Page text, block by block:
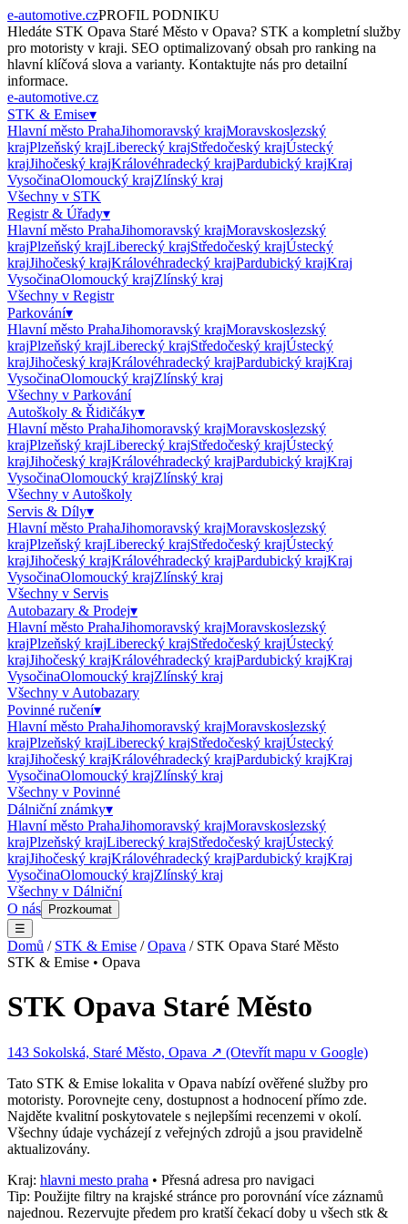
e-automotive.czPROFIL PODNIKU
Hledáte STK Opava Staré Město v Opava? STK a kompletní služby
pro motoristy v kraji. SEO optimalizovaný obsah pro ranking na
hlavní klíčová slova a varianty. Kontaktujte nás pro detailní
informace.
e-automotive.cz
STK & Emise▾
Hlavní město PrahaJihomoravský krajMoravskoslezský
krajPlzeňský krajLiberecký krajStředočeský krajÚstecký
krajJihočeský krajKrálovéhradecký krajPardubický krajKraj
VysočinaOlomoucký krajZlínský kraj
Všechny v STK
Registr & Úřady▾
Hlavní město PrahaJihomoravský krajMoravskoslezský
krajPlzeňský krajLiberecký krajStředočeský krajÚstecký
krajJihočeský krajKrálovéhradecký krajPardubický krajKraj
VysočinaOlomoucký krajZlínský kraj
Všechny v Registr
Parkování▾
Hlavní město PrahaJihomoravský krajMoravskoslezský
krajPlzeňský krajLiberecký krajStředočeský krajÚstecký
krajJihočeský krajKrálovéhradecký krajPardubický krajKraj
VysočinaOlomoucký krajZlínský kraj
Všechny v Parkování
Autoškoly & Řidičáky▾
Hlavní město PrahaJihomoravský krajMoravskoslezský
krajPlzeňský krajLiberecký krajStředočeský krajÚstecký
krajJihočeský krajKrálovéhradecký krajPardubický krajKraj
VysočinaOlomoucký krajZlínský kraj
Všechny v Autoškoly
Servis & Díly▾
Hlavní město PrahaJihomoravský krajMoravskoslezský
krajPlzeňský krajLiberecký krajStředočeský krajÚstecký
krajJihočeský krajKrálovéhradecký krajPardubický krajKraj
VysočinaOlomoucký krajZlínský kraj
Všechny v Servis
Autobazary & Prodej▾
Hlavní město PrahaJihomoravský krajMoravskoslezský
krajPlzeňský krajLiberecký krajStředočeský krajÚstecký
krajJihočeský krajKrálovéhradecký krajPardubický krajKraj
VysočinaOlomoucký krajZlínský kraj
Všechny v Autobazary
Povinné ručení▾
Hlavní město PrahaJihomoravský krajMoravskoslezský
krajPlzeňský krajLiberecký krajStředočeský krajÚstecký
krajJihočeský krajKrálovéhradecký krajPardubický krajKraj
VysočinaOlomoucký krajZlínský kraj
Všechny v Povinné
Dálniční známky▾
Hlavní město PrahaJihomoravský krajMoravskoslezský
krajPlzeňský krajLiberecký krajStředočeský krajÚstecký
krajJihočeský krajKrálovéhradecký krajPardubický krajKraj
VysočinaOlomoucký krajZlínský kraj
Všechny v Dálniční
O nás
Prozkoumat
☰
Domů / STK & Emise /Opava / STK Opava Staré Město
STK & Emise • Opava
STK Opava Staré Město
143 Sokolská, Staré Město, Opava ↗ (Otevřít mapu v Google)
Tato STK & Emise lokalita v Opava nabízí ověřené služby pro
motoristy. Porovnejte ceny, dostupnost a hodnocení přímo zde.
Najděte kvalitní poskytovatele s nejlepšími recenzemi v okolí.
Všechny údaje vycházejí z veřejných zdrojů a jsou pravidelně
aktualizovány.
Kraj: hlavni mesto praha • Přesná adresa pro navigaci
Tip: Použijte filtry na krajské stránce pro porovnání více záznamů
najednou. Rezervujte předem pro kratší čekací doby u všech stk &